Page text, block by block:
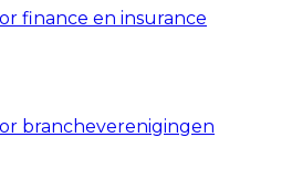
finance en insurance
brancheverenigingen